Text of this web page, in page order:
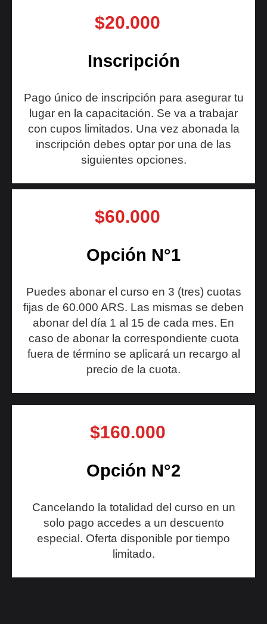
$20.000
Inscripción
Pago único de inscripción para asegurar tu
lugar en la capacitación. Se va a trabajar
con cupos limitados. Una vez abonada la
inscripción debes optar por una de las
siguientes opciones.
$60.000
Opción N°1
Puedes abonar el curso en 3 (tres) cuotas
fijas de 60.000 ARS. Las mismas se deben
abonar del día 1 al 15 de cada mes. En
caso de abonar la correspondiente cuota
fuera de término se aplicará un recargo al
precio de la cuota.
$160.000
Opción N°2
Cancelando la totalidad del curso en un
solo pago accedes a un descuento
especial. Oferta disponible por tiempo
limitado.